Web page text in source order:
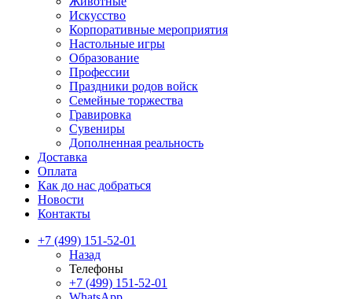
Искусство
Корпоративные мероприятия
Настольные игры
Образование
Профессии
Праздники родов войск
Семейные торжества
Гравировка
Сувениры
Дополненная реальность
Доставка
Оплата
Как до нас добраться
Новости
Контакты
+7 (499) 151-52-01
Назад
Телефоны
+7 (499) 151-52-01